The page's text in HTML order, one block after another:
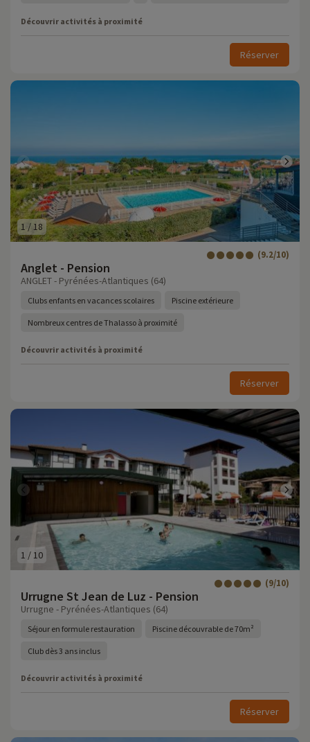
Découvrir activités à proximité
Réserver
1 /18
Anglet - Pension
(9.2/10)
ANGLET - Pyrénées-Atlantiques (64)
Clubs enfants en vacances scolaires Piscine extérieure
Nombreux centres de Thalasso à proximité
Découvrir activités à proximité
Réserver
1 /10
Urrugne St Jean de Luz - Pension
(9/10)
Urrugne - Pyrénées-Atlantiques (64)
Séjour en formule restauration Piscine découvrable de 70m²
Club dès 3 ans inclus
Découvrir activités à proximité
Réserver